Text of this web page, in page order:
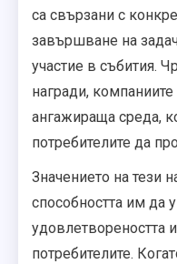
са свързани с
завършване на
участие в събития.
награди,
ангажираща среда,
потребителите да
Значението на тези
способността им да
удовлетвореността
потребителите.